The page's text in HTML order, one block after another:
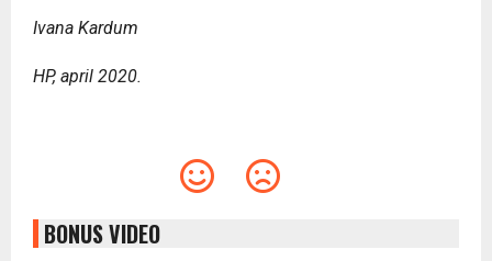
Ivana Kardum
HP, april 2020.
BONUS VIDEO